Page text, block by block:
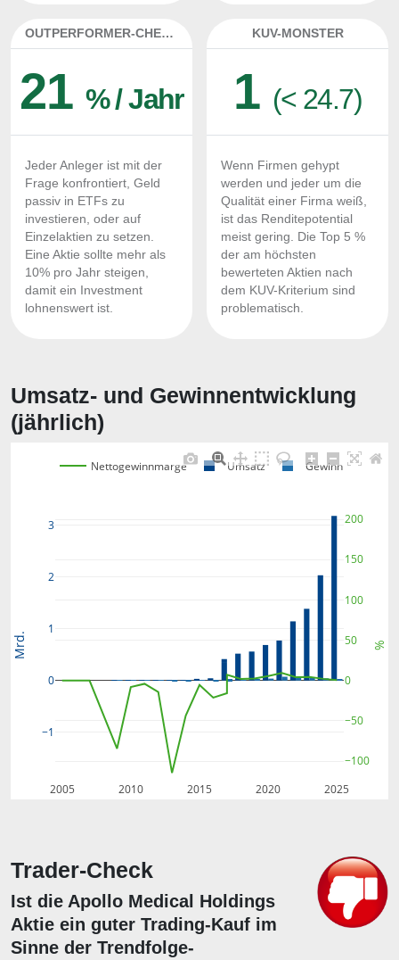
OUTPERFORMER-CHECK
21 % / Jahr
Jeder Anleger ist mit der
Frage konfrontiert, Geld
passiv in ETFs zu
investieren, oder auf
Einzelaktien zu setzen.
Eine Aktie sollte mehr als
10% pro Jahr steigen,
damit ein Investment
lohnenswert ist.
KUV-MONSTER
1 (< 24.7)
Wenn Firmen gehypt
werden und jeder um die
Qualität einer Firma weiß,
ist das Renditepotential
meist gering. Die Top 5 %
der am höchsten
bewerteten Aktien nach
dem KUV-Kriterium sind
problematisch.
Umsatz- und Gewinnentwicklung
(jährlich)
2005 2010 2015 2020 2025
−1
0
1
2
3
−100
−50
0
50
100
150
200
Nettogewinnmarge Umsatz Gewinn
Mrd. %
Trader-Check
Ist die Apollo Medical Holdings
Aktie ein guter Trading-Kauf im
Sinne der Trendfolge-